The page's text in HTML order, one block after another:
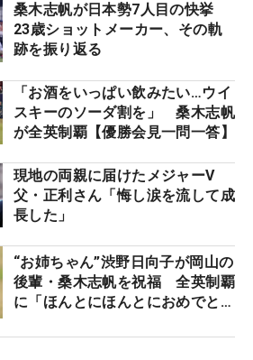
桑木志帆が日本勢7人目の快挙
23歳ショットメーカー、その軌
跡を振り返る
「お酒をいっぱい飲みたい…ウイ
スキーのソーダ割を」 桑木志帆
が全英制覇【優勝会見一問一答】
現地の両親に届けたメジャーV
父・正利さん「悔し涙を流して成
長した」
“お姉ちゃん”渋野日向子が岡山の
後輩・桑木志帆を祝福 全英制覇
に「ほんとにほんとにおめでと